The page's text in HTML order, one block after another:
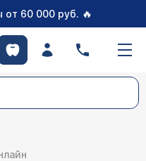
от 60 000 руб. 🔥